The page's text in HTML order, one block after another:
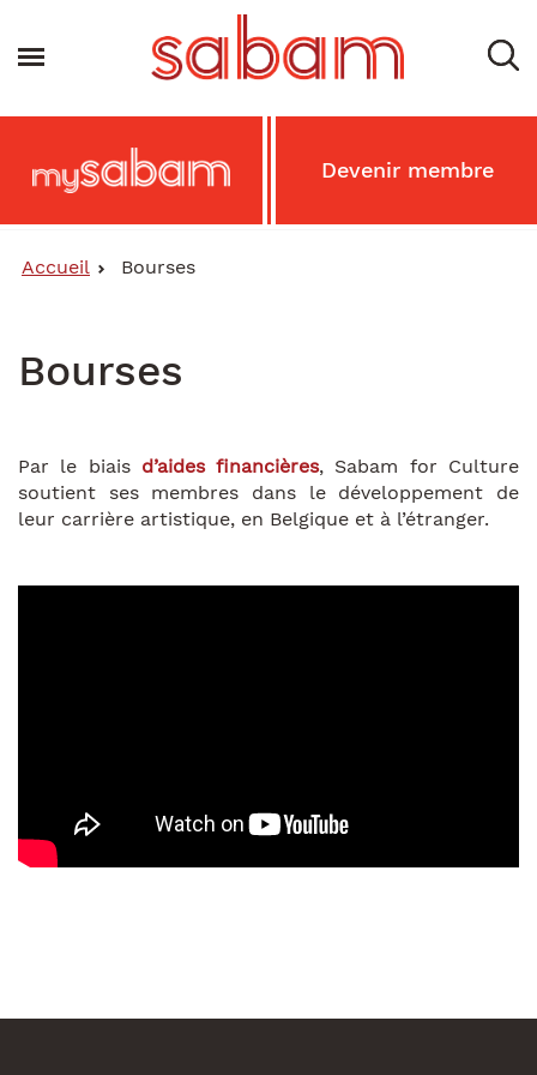
contenu
Main
Secondary
Menu
MySabam Devenir membre
Toggle navigation
Accueil Bourses
Bourses
Par le biais d’aides financières, Sabam for Culture
soutient ses membres dans le développement de
leur carrière artistique, en Belgique et à l’étranger.